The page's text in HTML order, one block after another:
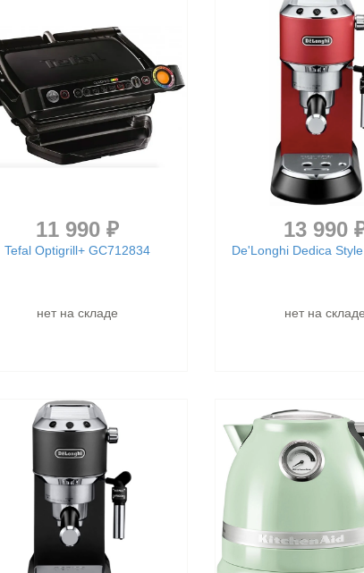
11 990 ₽
Tefal Optigrill+ GC712834
нет на складе
13 990
De'Longhi Dedica
нет на складе